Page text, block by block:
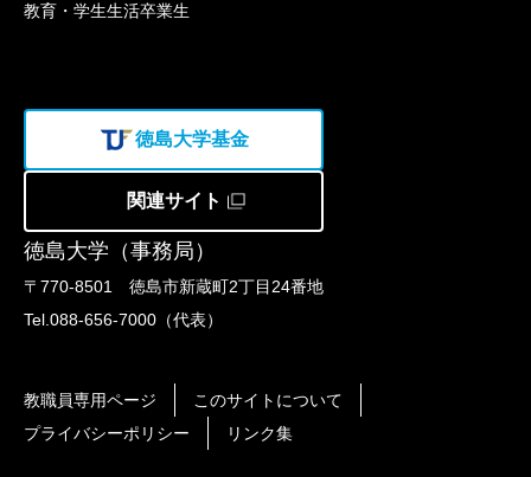
徳島大学（事務局）
〒770-8501 徳島市新蔵町2丁目24番地
Tel.088-656-7000（代表）
教育・学生生活卒業生
徳島大学基金
関連サイト
教職員専用ページ
このサイトについて
プライバシーポリシー
リンク集